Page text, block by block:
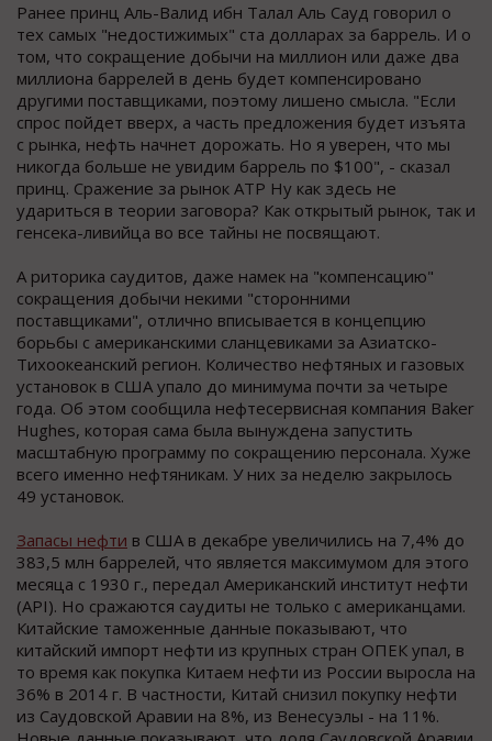
Ранее принц Аль-Валид ибн Талал Аль Сауд говорил о
тех самых "недостижимых" ста долларах за баррель. И о
том, что сокращение добычи на миллион или даже два
миллиона баррелей в день будет компенсировано
другими поставщиками, поэтому лишено смысла. "Если
спрос пойдет вверх, а часть предложения будет изъята
с рынка, нефть начнет дорожать. Но я уверен, что мы
никогда больше не увидим баррель по $100", - сказал
принц. Сражение за рынок АТР Ну как здесь не
удариться в теории заговора? Как открытый рынок, так и
генсека-ливийца во все тайны не посвящают.
А риторика саудитов, даже намек на "компенсацию"
сокращения добычи некими "сторонними
поставщиками", отлично вписывается в концепцию
борьбы с американскими сланцевиками за Азиатско-
Тихоокеанский регион. Количество нефтяных и газовых
установок в США упало до минимума почти за четыре
года. Об этом сообщила нефтесервисная компания Baker
Hughes, которая сама была вынуждена запустить
масштабную программу по сокращению персонала. Хуже
всего именно нефтяникам. У них за неделю закрылось
49 установок.
Запасы нефти в США в декабре увеличились на 7,4% до
383,5 млн баррелей, что является максимумом для этого
месяца с 1930 г., передал Американский институт нефти
(API). Но сражаются саудиты не только с американцами.
Китайские таможенные данные показывают, что
китайский импорт нефти из крупных стран ОПЕК упал, в
то время как покупка Китаем нефти из России выросла на
36% в 2014 г. В частности, Китай снизил покупку нефти
из Саудовской Аравии на 8%, из Венесуэлы - на 11%.